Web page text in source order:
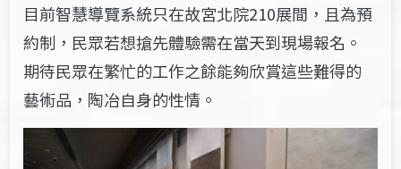
目前智慧導覽系統只在故宮北院210展間，且為預
約制，民眾若想搶先體驗需在當天到現場報名。
期待民眾在繁忙的工作之餘能夠欣賞這些難得的
藝術品，陶冶自身的性情。